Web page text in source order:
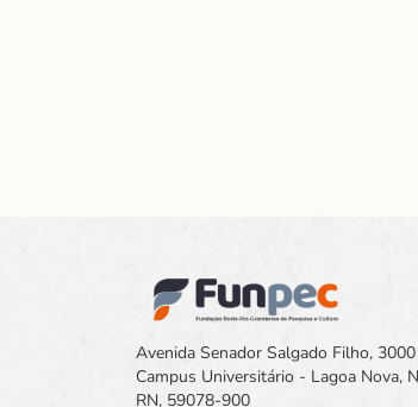
Avenida Senador Salgado Filho, 3000
Campus Universitário - Lagoa Nova,
RN, 59078-900